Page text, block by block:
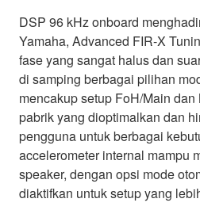
DSP 96 kHz onboard
Yamaha, Advanced FIR-X
fase yang sangat halus dan
di samping berbagai pilihan
mencakup setup FoH/Main dan
pabrik yang dioptimalkan dan
pengguna untuk berbagai
accelerometer internal mampu
speaker, dengan opsi mode
diaktifkan untuk setup yang